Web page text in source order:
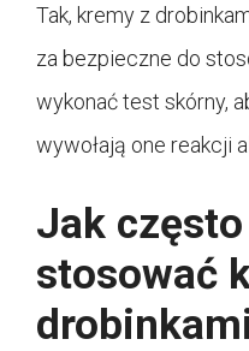
Tak, kremy z
za bezpieczne do
wykonać test skórny,
wywołają one reakcji
Jak
stosować